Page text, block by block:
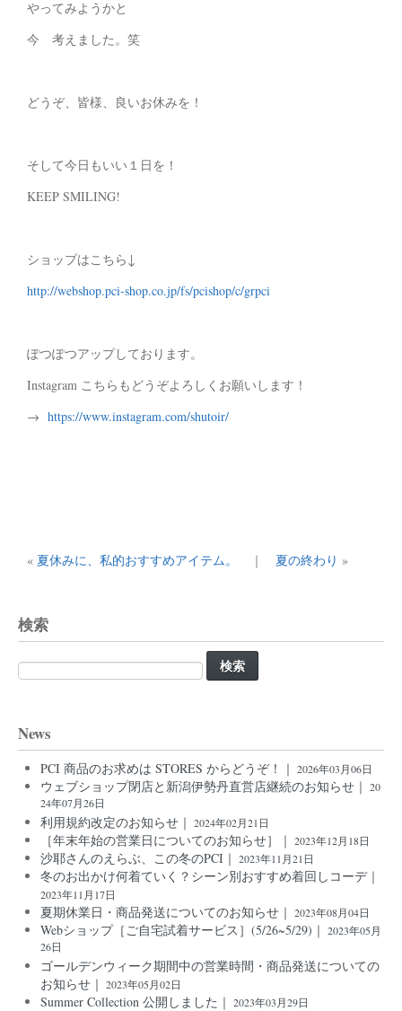
やってみようかと
今 考えました。笑
どうぞ、皆様、良いお休みを！
そして今日もいい１日を！
KEEP SMILING!
ショップはこちら↓
http://webshop.pci-shop.co.jp/fs/pcishop/c/grpci
ぽつぽつアップしております。
Instagram こちらもどうぞよろしくお願いします！
→ https://www.instagram.com/shutoir/
« 夏休みに、私的おすすめアイテム。 ｜ 夏の終わり »
検索
検
索:
News
PCI 商品のお求めは STORES からどうぞ！｜ 2026年03月06日
ウェブショップ閉店と新潟伊勢丹直営店継続のお知らせ｜ 20
24年07月26日
利用規約改定のお知らせ｜ 2024年02月21日
［年末年始の営業日についてのお知らせ］｜ 2023年12月18日
沙耶さんのえらぶ、この冬のPCI｜ 2023年11月21日
冬のお出かけ何着ていく？シーン別おすすめ着回しコーデ｜
2023年11月17日
夏期休業日・商品発送についてのお知らせ｜ 2023年08月04日
Webショップ［ご自宅試着サービス］(5/26~5/29)｜ 2023年05月
26日
ゴールデンウィーク期間中の営業時間・商品発送についての
お知らせ｜ 2023年05月02日
Summer Collection 公開しました｜ 2023年03月29日